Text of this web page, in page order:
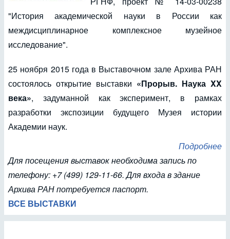
"История академической науки в России как
междисциплинарное комплексное музейное
исследование".
25 ноября 2015 года в Выставочном зале Архива РАН
состоялось открытие выставки «Прорыв. Наука XX
века», задуманной как эксперимент, в рамках
разработки экспозиции будущего Музея истории
Академии наук.
Подробнее
Для посещения выставок необходима запись по
телефону: +7 (499) 129-11-66. Для входа в здание
Архива РАН потребуется паспорт.
ВСЕ ВЫСТАВКИ